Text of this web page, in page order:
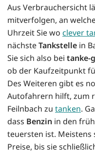
Aus Verbrauchersicht
mitverfolgen, an
Uhrzeit Sie wo clever
nächsteTankstelle in
Sie sich also bei tanke-
ob der Kaufzeitpunkt
Des Weiteren gibt es
Autofahrern hilft, zum
Feilnbach zu tanken.
dass Benzin in den
teuersten ist. Meistens
Preise, bis sie